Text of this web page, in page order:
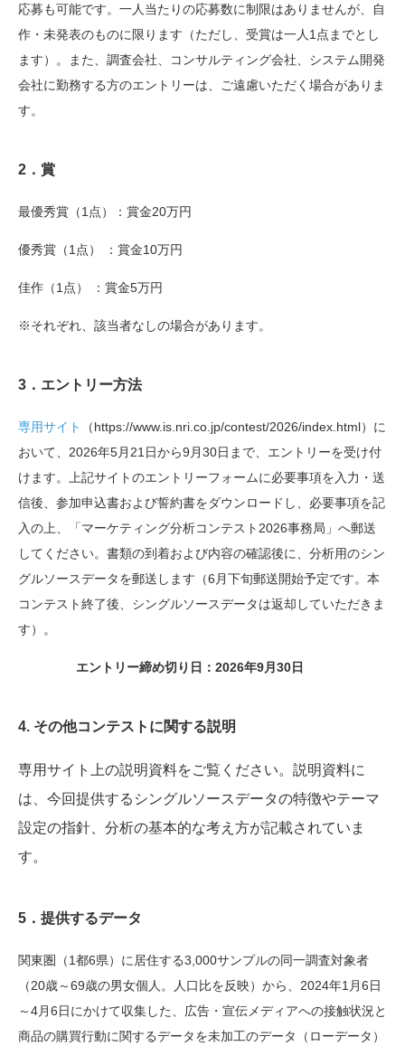
応募も可能です。一人当たりの応募数に制限はありませんが、自
作・未発表のものに限ります（ただし、受賞は一人1点までとし
ます）。また、調査会社、コンサルティング会社、システム開発
会社に勤務する方のエントリーは、ご遠慮いただく場合がありま
す。
2 ．賞
最優秀賞（1点）：賞金20万円
優秀賞（1点） ：賞金10万円
佳作（1点） ：賞金5万円
※それぞれ、該当者なしの場合があります。
3 ． エントリー方法
専用サイト
（https://www.is.nri.co.jp/contest/2026/index.html）に
おいて、2026年5月21日から9月30日まで、エントリーを受け付
けます。上記サイトのエントリーフォームに必要事項を入力・送
信後、参加申込書および誓約書をダウンロードし、必要事項を記
入の上、「マーケティング分析コンテスト2026事務局」へ郵送
してください。書類の到着および内容の確認後に、分析用のシン
グルソースデータを郵送します（6月下旬郵送開始予定です。本
コンテスト終了後、シングルソースデータは返却していただきま
す）。
エントリー締め切り日：2026年9月30日
4. その他コンテストに関する説明
専用サイト上の説明資料をご覧ください。説明資料に
は、今回提供するシングルソースデータの特徴やテーマ
設定の指針、分析の基本的な考え方が記載されていま
す。
5． 提供するデータ
関東圏（1都6県）に居住する3,000サンプルの同一調査対象者
（20歳～69歳の男女個人。人口比を反映）から、 2024年1 月6日
～4月6日にかけて収集した、広告・宣伝メディアへの接触状況と
商品の購買行動に関するデータを未加工のデータ（ローデータ）